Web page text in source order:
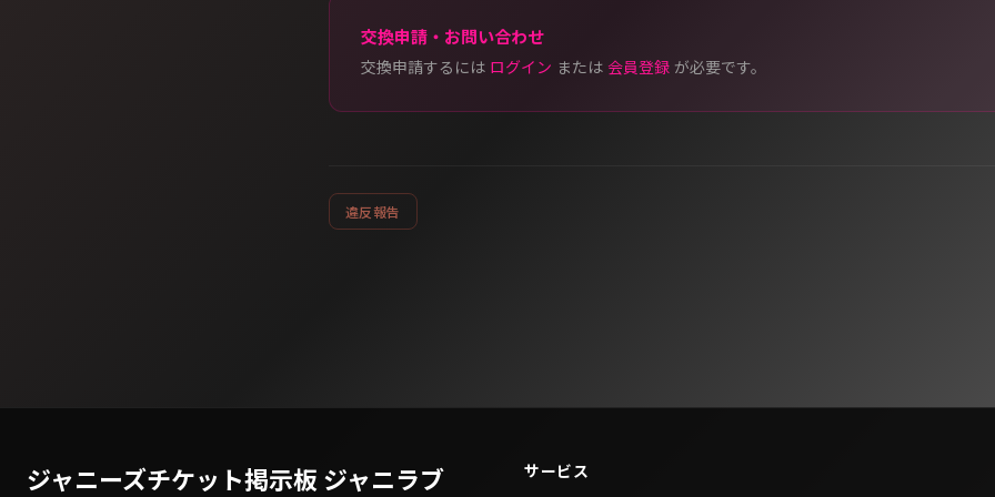
交換申請・お問い合わせ
交換申請するには ログイン または 会員登録 が必要です。
違反報告
ジャニーズチケット掲示板 ジャニラブ サービス